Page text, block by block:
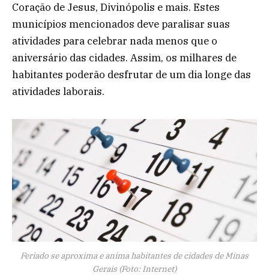
Coração de Jesus, Divinópolis e mais. Estes
municípios mencionados deve paralisar suas
atividades para celebrar nada menos que o
aniversário das cidades. Assim, os milhares de
habitantes poderão desfrutar de um dia longe das
atividades laborais.
Feriado se aproxima e anima habitantes de cidades de Minas
Gerais (Foto: Internet)